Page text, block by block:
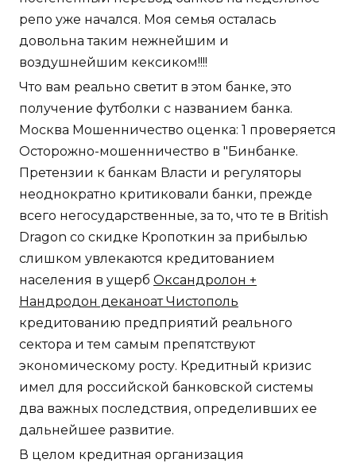
репо уже начался. Моя семья осталась
довольна таким нежнейшим и
воздушнейшим кексиком!!!!
Что вам реально светит в этом банке, это
получение футболки с названием банка.
Москва Мошенничество оценка: 1 проверяется
Осторожно-мошенничество в "Бинбанке.
Претензии к банкам Власти и регуляторы
неоднократно критиковали банки, прежде
всего негосударственные, за то, что те в British
Dragon со скидке Кропоткин за прибылью
слишком увлекаются кредитованием
населения в ущерб Оксандролон +
Нандродон деканоат Чистополь
кредитованию предприятий реального
сектора и тем самым препятствуют
экономическому росту. Кредитный кризис
имел для российской банковской системы
два важных последствия, определивших ее
дальнейшее развитие.
В целом кредитная организация